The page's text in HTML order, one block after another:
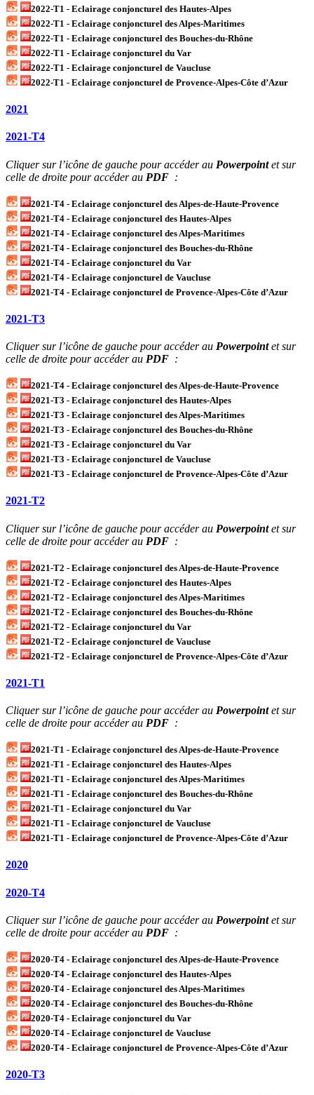
2022-T1 - Eclairage conjoncturel des Hautes-Alpes
2022-T1 - Eclairage conjoncturel des Alpes-Maritimes
2022-T1 - Eclairage conjoncturel des Bouches-du-Rhône
2022-T1 - Eclairage conjoncturel du Var
2022-T1 - Eclairage conjoncturel de Vaucluse
2022-T1 - Eclairage conjoncturel de Provence-Alpes-Côte d’Azur
2021
2021-T4
Cliquer sur l’icône de gauche pour accéder au Powerpointet sur
celle de droite pour accéder au PDF :
2021-T4 - Eclairage conjoncturel des Alpes-de-Haute-Provence
2021-T4 - Eclairage conjoncturel des Hautes-Alpes
2021-T4 - Eclairage conjoncturel des Alpes-Maritimes
2021-T4 - Eclairage conjoncturel des Bouches-du-Rhône
2021-T4 - Eclairage conjoncturel du Var
2021-T4 - Eclairage conjoncturel de Vaucluse
2021-T4 - Eclairage conjoncturel de Provence-Alpes-Côte d’Azur
2021-T3
Cliquer sur l’icône de gauche pour accéder au Powerpointet sur
celle de droite pour accéder au PDF :
2021-T4 - Eclairage conjoncturel des Alpes-de-Haute-Provence
2021-T3 - Eclairage conjoncturel des Hautes-Alpes
2021-T3 - Eclairage conjoncturel des Alpes-Maritimes
2021-T3 - Eclairage conjoncturel des Bouches-du-Rhône
2021-T3 - Eclairage conjoncturel du Var
2021-T3 - Eclairage conjoncturel de Vaucluse
2021-T3 - Eclairage conjoncturel de Provence-Alpes-Côte d’Azur
2021-T2
Cliquer sur l’icône de gauche pour accéder au Powerpointet sur
celle de droite pour accéder au PDF :
2021-T2 - Eclairage conjoncturel des Alpes-de-Haute-Provence
2021-T2 - Eclairage conjoncturel des Hautes-Alpes
2021-T2 - Eclairage conjoncturel des Alpes-Maritimes
2021-T2 - Eclairage conjoncturel des Bouches-du-Rhône
2021-T2 - Eclairage conjoncturel du Var
2021-T2 - Eclairage conjoncturel de Vaucluse
2021-T2 - Eclairage conjoncturel de Provence-Alpes-Côte d’Azur
2021-T1
Cliquer sur l’icône de gauche pour accéder au Powerpointet sur
celle de droite pour accéder au PDF :
2021-T1 - Eclairage conjoncturel des Alpes-de-Haute-Provence
2021-T1 - Eclairage conjoncturel des Hautes-Alpes
2021-T1 - Eclairage conjoncturel des Alpes-Maritimes
2021-T1 - Eclairage conjoncturel des Bouches-du-Rhône
2021-T1 - Eclairage conjoncturel du Var
2021-T1 - Eclairage conjoncturel de Vaucluse
2021-T1 - Eclairage conjoncturel de Provence-Alpes-Côte d’Azur
2020
2020-T4
Cliquer sur l’icône de gauche pour accéder au Powerpointet sur
celle de droite pour accéder au PDF :
2020-T4 - Eclairage conjoncturel des Alpes-de-Haute-Provence
2020-T4 - Eclairage conjoncturel des Hautes-Alpes
2020-T4 - Eclairage conjoncturel des Alpes-Maritimes
2020-T4 - Eclairage conjoncturel des Bouches-du-Rhône
2020-T4 - Eclairage conjoncturel du Var
2020-T4 - Eclairage conjoncturel de Vaucluse
2020-T4 - Eclairage conjoncturel de Provence-Alpes-Côte d’Azur
2020-T3